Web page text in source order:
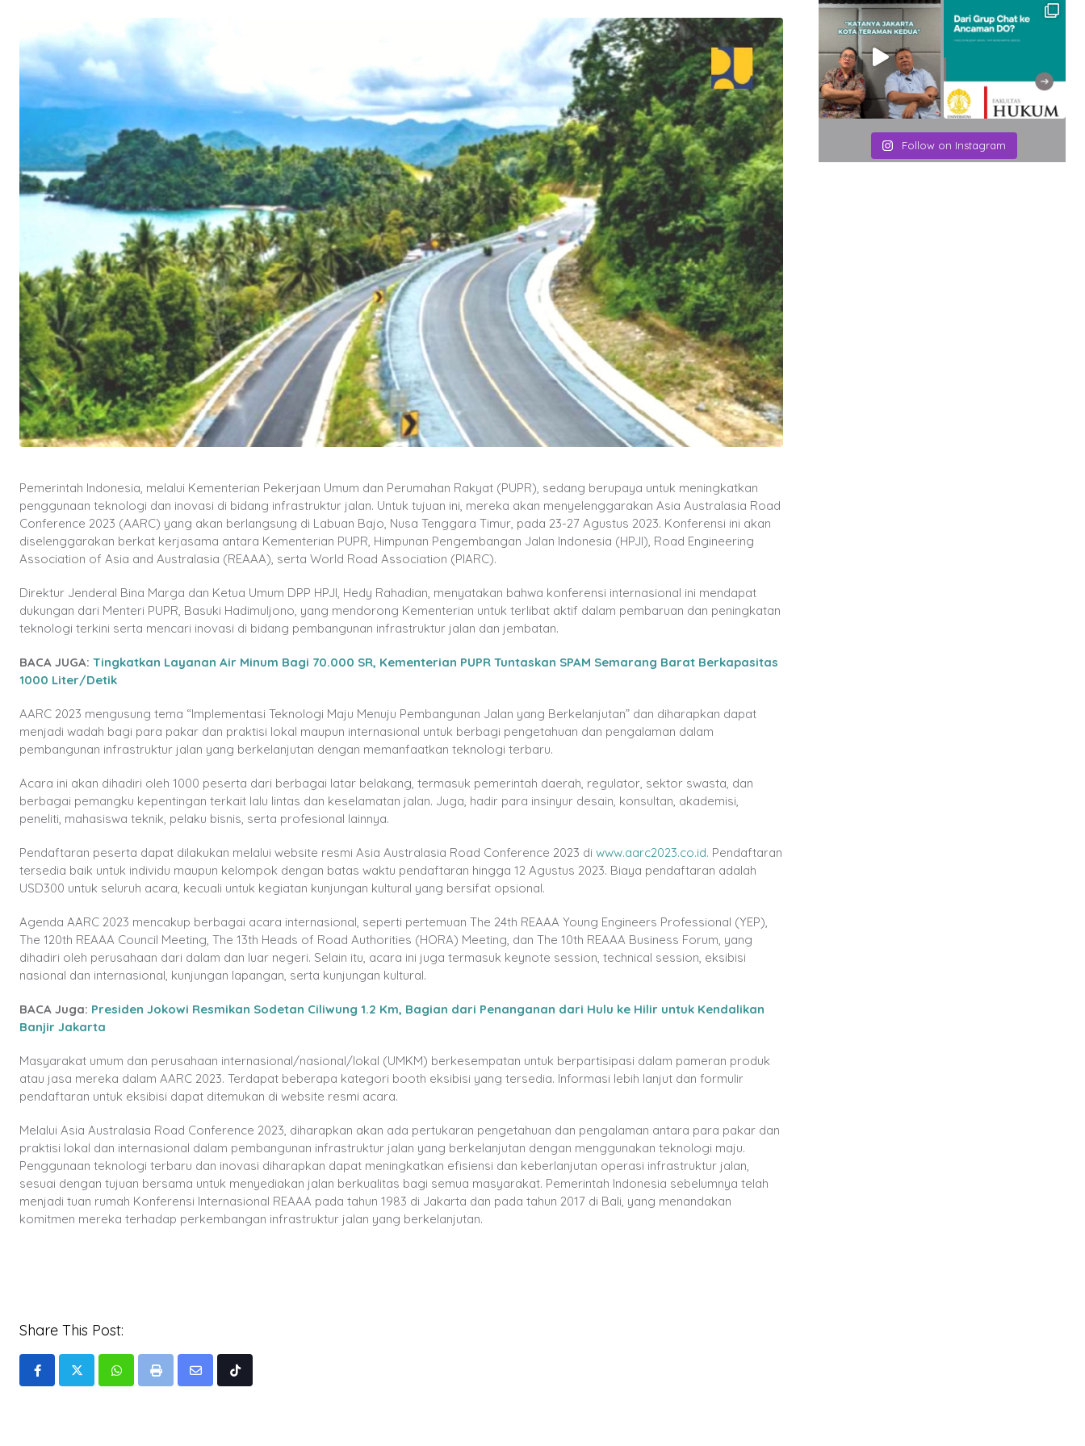
Pemerintah Indonesia, melalui Kementerian Pekerjaan Umum dan Perumahan Rakyat (PUPR), sedang berupaya untuk meningkatkan
penggunaan teknologi dan inovasi di bidang infrastruktur jalan. Untuk tujuan ini, mereka akan menyelenggarakan Asia Australasia Road
Conference 2023 (AARC) yang akan berlangsung di Labuan Bajo, Nusa Tenggara Timur, pada 23-27 Agustus 2023. Konferensi ini akan
diselenggarakan berkat kerjasama antara Kementerian PUPR, Himpunan Pengembangan Jalan Indonesia (HPJI), Road Engineering
Association of Asia and Australasia (REAAA), serta World Road Association (PIARC).
Direktur Jenderal Bina Marga dan Ketua Umum DPP HPJI, Hedy Rahadian, menyatakan bahwa konferensi internasional ini mendapat
dukungan dari Menteri PUPR, Basuki Hadimuljono, yang mendorong Kementerian untuk terlibat aktif dalam pembaruan dan peningkatan
teknologi terkini serta mencari inovasi di bidang pembangunan infrastruktur jalan dan jembatan.
BACA JUGA: Tingkatkan Layanan Air Minum Bagi 70.000 SR, Kementerian PUPR Tuntaskan SPAM Semarang Barat Berkapasitas
1000 Liter/Detik
AARC 2023 mengusung tema “Implementasi Teknologi Maju Menuju Pembangunan Jalan yang Berkelanjutan” dan diharapkan dapat
menjadi wadah bagi para pakar dan praktisi lokal maupun internasional untuk berbagi pengetahuan dan pengalaman dalam
pembangunan infrastruktur jalan yang berkelanjutan dengan memanfaatkan teknologi terbaru.
Acara ini akan dihadiri oleh 1000 peserta dari berbagai latar belakang, termasuk pemerintah daerah, regulator, sektor swasta, dan
berbagai pemangku kepentingan terkait lalu lintas dan keselamatan jalan. Juga, hadir para insinyur desain, konsultan, akademisi,
peneliti, mahasiswa teknik, pelaku bisnis, serta profesional lainnya.
Pendaftaran peserta dapat dilakukan melalui website resmi Asia Australasia Road Conference 2023 di www.aarc2023.co.id. Pendaftaran
tersedia baik untuk individu maupun kelompok dengan batas waktu pendaftaran hingga 12 Agustus 2023. Biaya pendaftaran adalah
USD300 untuk seluruh acara, kecuali untuk kegiatan kunjungan kultural yang bersifat opsional.
Agenda AARC 2023 mencakup berbagai acara internasional, seperti pertemuan The 24th REAAA Young Engineers Professional (YEP),
The 120th REAAA Council Meeting, The 13th Heads of Road Authorities (HORA) Meeting, dan The 10th REAAA Business Forum, yang
dihadiri oleh perusahaan dari dalam dan luar negeri. Selain itu, acara ini juga termasuk keynote session, technical session, eksibisi
nasional dan internasional, kunjungan lapangan, serta kunjungan kultural.
BACA Juga: Presiden Jokowi Resmikan Sodetan Ciliwung 1.2 Km, Bagian dari Penanganan dari Hulu ke Hilir untuk Kendalikan
Banjir Jakarta
Masyarakat umum dan perusahaan internasional/nasional/lokal (UMKM) berkesempatan untuk berpartisipasi dalam pameran produk
atau jasa mereka dalam AARC 2023. Terdapat beberapa kategori booth eksibisi yang tersedia. Informasi lebih lanjut dan formulir
pendaftaran untuk eksibisi dapat ditemukan di website resmi acara.
Melalui Asia Australasia Road Conference 2023, diharapkan akan ada pertukaran pengetahuan dan pengalaman antara para pakar dan
praktisi lokal dan internasional dalam pembangunan infrastruktur jalan yang berkelanjutan dengan menggunakan teknologi maju.
Penggunaan teknologi terbaru dan inovasi diharapkan dapat meningkatkan efisiensi dan keberlanjutan operasi infrastruktur jalan,
sesuai dengan tujuan bersama untuk menyediakan jalan berkualitas bagi semua masyarakat. Pemerintah Indonesia sebelumnya telah
menjadi tuan rumah Konferensi Internasional REAAA pada tahun 1983 di Jakarta dan pada tahun 2017 di Bali, yang menandakan
komitmen mereka terhadap perkembangan infrastruktur jalan yang berkelanjutan.
Share This Post:
WhatsappPrint
Share
Tiktok
Follow on Instagram